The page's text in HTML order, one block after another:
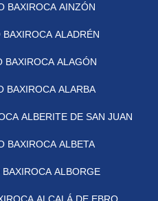
BAXIROCA AINZÓN
ALADRÉN
BAXIROCA ALAGÓN
BAXIROCA ALARBA
ALBERITE DE SAN JUAN
BAXIROCA ALBETA
ALBORGE
ALCALÁ DE EBRO